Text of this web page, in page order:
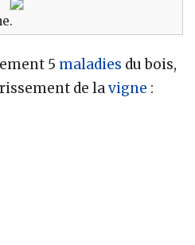
5 maladies du bois,
de lavigne :